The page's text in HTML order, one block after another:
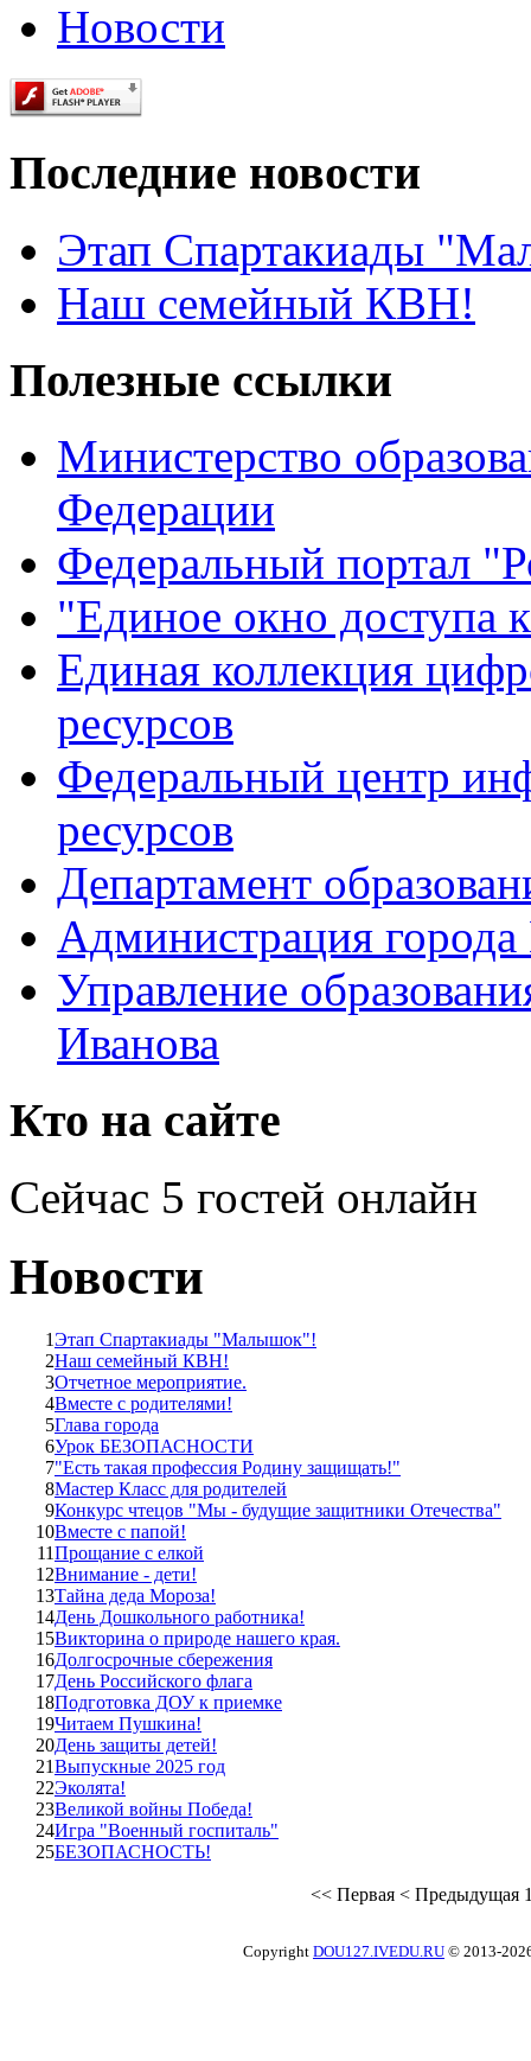
Новости
Последние новости
Этап Спартакиады
Наш семейный КВН!
Полезные ссылки
Министерство
Федерации
Федеральный портал
"Единое окно доступа
Единая коллекция
ресурсов
Федеральный центр
ресурсов
Департамент
Администрация города
Управление
Иванова
Кто на сайте
Сейчас 5 гостей онлайн
Новости
1Этап Спартакиады "Малышок"!
2Наш семейный КВН!
3Отчетное мероприятие.
4Вместе с родителями!
5Глава города
6Урок БЕЗОПАСНОСТИ
7"Есть такая профессия Родину защищать!"
8Мастер Класс для родителей
9Конкурс чтецов "Мы - будущие защитники Отечества"
10Вместе с папой!
11Прощание с елкой
12Внимание - дети!
13Тайна деда Мороза!
14День Дошкольного работника!
15Викторина о природе нашего края.
16Долгосрочные сбережения
17День Российского флага
18Подготовка ДОУ к приемке
19Читаем Пушкина!
20День защиты детей!
21Выпускные 2025 год
22Эколята!
23Великой войны Победа!
24Игра "Военный госпиталь"
25БЕЗОПАСНОСТЬ!
<< Первая < Предыдущая
Copyright DOU127.IVEDU.RU © 2013-